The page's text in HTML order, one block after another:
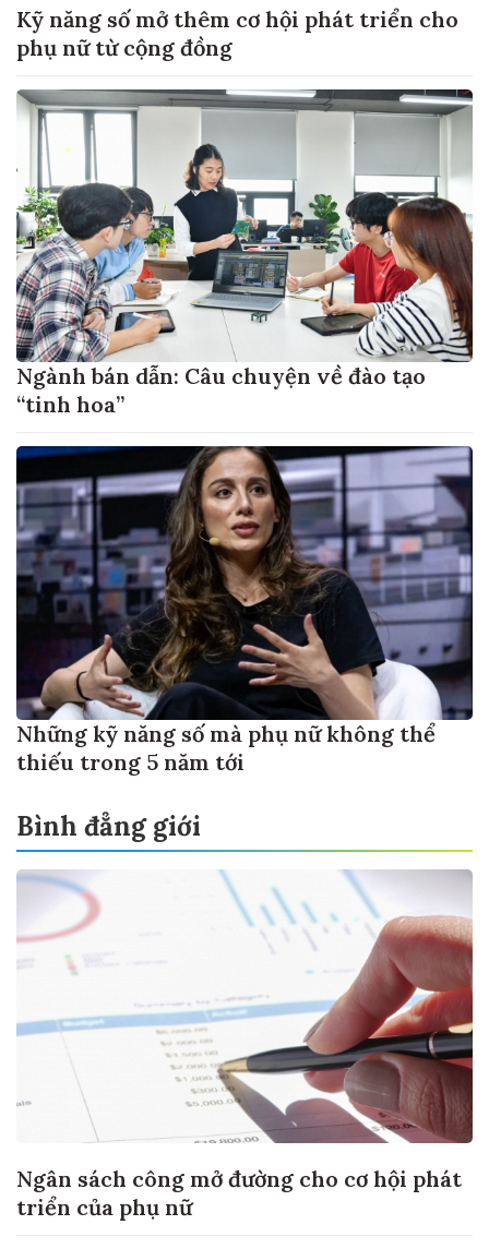
Kỹ năng số mở thêm cơ hội phát triển cho
phụ nữ từ cộng đồng
Ngành bán dẫn: Câu chuyện về đào tạo
“tinh hoa”
Những kỹ năng số mà phụ nữ không thể
thiếu trong 5 năm tới
Bình đẳng giới
Ngân sách công mở đường cho cơ hội phát
triển của phụ nữ